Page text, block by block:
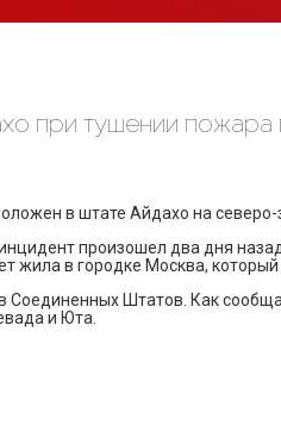
при тушении
в штате Айдахо на
произошел два дня
жила в городке Москва,
Штатов. Как
и Юта.